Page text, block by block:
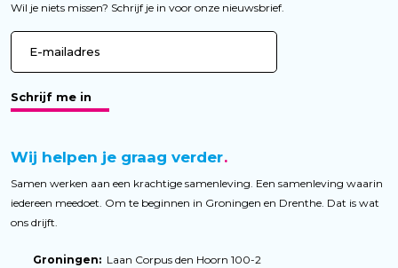
Wij helpen je graag verder
Samen werken aan een krachtige samenleving. Een samenleving waarin
iedereen meedoet. Om te beginnen in Groningen en Drenthe. Dat is wat
ons drijft.
Groningen: Laan Corpus den Hoorn 100-2
Wil je niets missen? Schrijf je in voor onze nieuwsbrief.
Schrijf me in